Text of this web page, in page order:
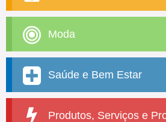
Moda
Saúde e Bem Estar
Produtos, Serviços e